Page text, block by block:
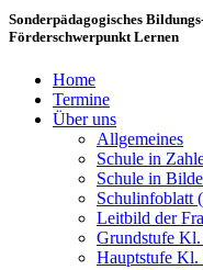
Sonderpädagogisches
Förderschwerpunkt Lernen
Home
Termine
Über uns
Allgemeines
Schule in
Schule in
Schulinfoblatt
Leitbild der
Grundstufe
Hauptstufe Kl.